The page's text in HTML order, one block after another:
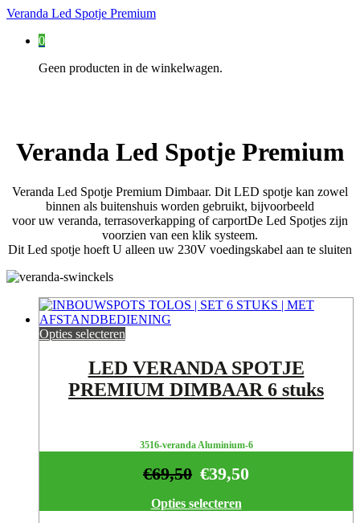
Veranda Led Spotje Premium
0
Geen producten in de winkelwagen.
Veranda Led Spotje Premium
Veranda Led Spotje Premium Dimbaar. Dit LED spotje kan zowel
binnen als buitenshuis worden gebruikt, bijvoorbeeld
voor uw veranda, terrasoverkapping of carportDe Led Spotjes zijn
voorzien van een klik systeem.
Dit Led spotje hoeft U alleen uw 230V voedingskabel aan te sluiten
Opties selecteren
LED VERANDA SPOTJE
PREMIUM DIMBAAR 6 stuks
3516-veranda Aluminium-6
€39,50
€69,50
Opties selecteren